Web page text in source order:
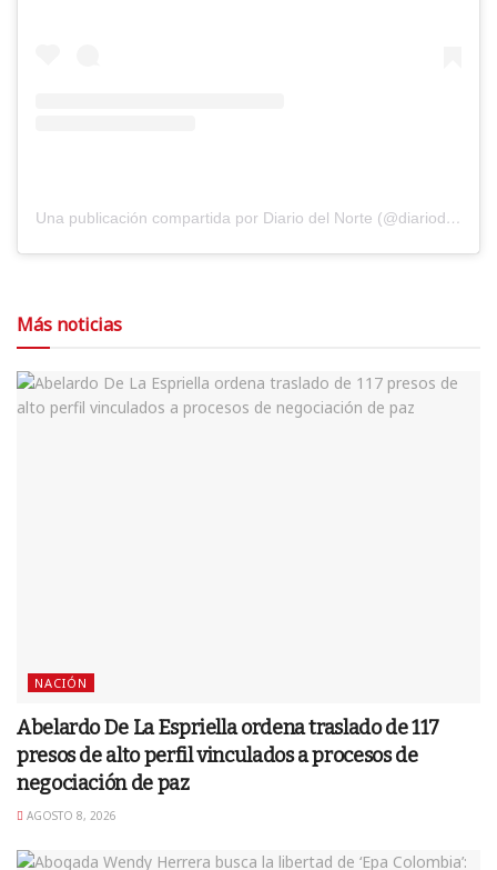
Una publicación compartida por Diario del Norte (@diariodelnorte)
Más noticias
NACIÓN
Abelardo De La Espriella ordena traslado de 117
presos de alto perfil vinculados a procesos de
negociación de paz
AGOSTO 8, 2026